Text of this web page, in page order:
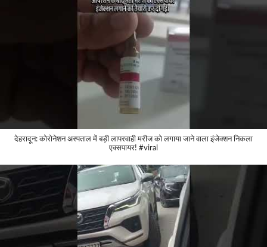
देहरादून: कोरोनेशन अस्पताल में बड़ी लापरवाही मरीज को लगाया जाने वाला इंजेक्शन निकला
एक्सपायर! #viral